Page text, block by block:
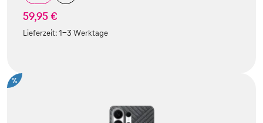
59,95 €
Lieferzeit:1-3 Werktage
%